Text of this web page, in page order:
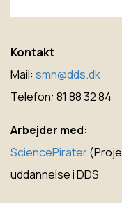
Kontakt
Mail: smn@dds.dk
Telefon: 81 88 32 84
Arbejder med:
SciencePirater
uddannelse i DDS